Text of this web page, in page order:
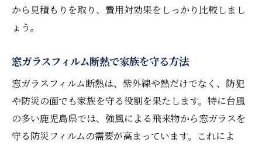
から見積もりを取り、費用対効果をしっかり比較しまし
ょう。
窓ガラスフィルム断熱で家族を守る方法
窓ガラスフィルム断熱は、紫外線や熱だけでなく、防犯
や防災の面でも家族を守る役割を果たします。特に台風
の多い鹿児島県では、強風による飛来物から窓ガラスを
守る防災フィルムの需要が高まっています。これによ